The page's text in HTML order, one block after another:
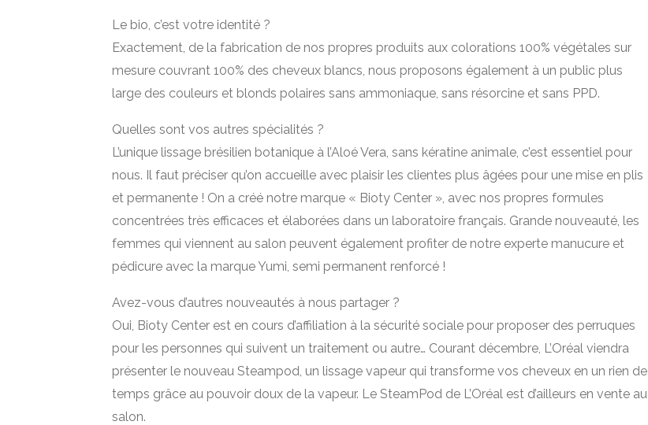
Le bio, c’est votre identité ?
Exactement, de la fabrication de nos propres produits aux colorations 100% végétales sur
mesure couvrant 100% des cheveux blancs, nous proposons également à un public plus
large des couleurs et blonds polaires sans ammoniaque, sans résorcine et sans PPD.
Quelles sont vos autres spécialités ?
L’unique lissage brésilien botanique à l’Aloé Vera, sans kératine animale, c’est essentiel pour
nous. Il faut préciser qu’on accueille avec plaisir les clientes plus âgées pour une mise en plis
et permanente ! On a créé notre marque « Bioty Center », avec nos propres formules
concentrées très efficaces et élaborées dans un laboratoire français. Grande nouveauté, les
femmes qui viennent au salon peuvent également profiter de notre experte manucure et
pédicure avec la marque Yumi, semi permanent renforcé !
Avez-vous d’autres nouveautés à nous partager ?
Oui, Bioty Center est en cours d’affiliation à la sécurité sociale pour proposer des perruques
pour les personnes qui suivent un traitement ou autre… Courant décembre, L’Oréal viendra
présenter le nouveau Steampod, un lissage vapeur qui transforme vos cheveux en un rien de
temps grâce au pouvoir doux de la vapeur. Le SteamPod de L’Oréal est d’ailleurs en vente au
salon.